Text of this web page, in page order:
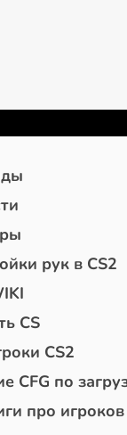
рук в CS2
CS
CS2
CFG по
про игроков